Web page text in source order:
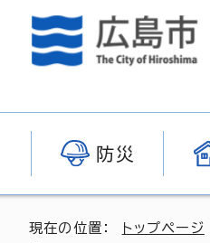
防災
現在の位置： トップページ